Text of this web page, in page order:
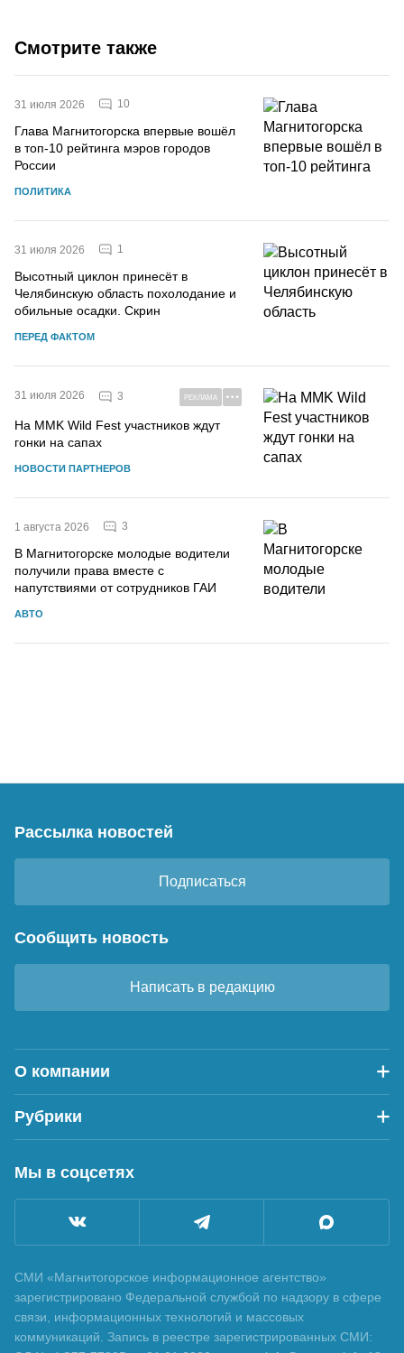
Смотрите также
31 июля 2026 10
Глава Магнитогорска впервые вошёл
в топ-10 рейтинга мэров городов
России
ПОЛИТИКА
31 июля 2026 1
Высотный циклон принесёт в
Челябинскую область похолодание и
обильные осадки. Скрин
ПЕРЕД ФАКТОМ
31 июля 2026 3 РЕКЛАМА
На MMK Wild Fest участников ждут
гонки на сапах
НОВОСТИ ПАРТНЕРОВ
1 августа 2026 3
В Магнитогорске молодые водители
получили права вместе с
напутствиями от сотрудников ГАИ
АВТО
Рассылка новостей
Подписаться
Сообщить новость
Написать в редакцию
О компании
Рубрики
Мы в соцсетях
СМИ «Магнитогорское информационное агентство»
зарегистрировано Федеральной службой по надзору в сфере
связи, информационных технологий и массовых
коммуникаций. Запись в реестре зарегистрированных СМИ: